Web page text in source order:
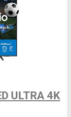
ULTRA 4K